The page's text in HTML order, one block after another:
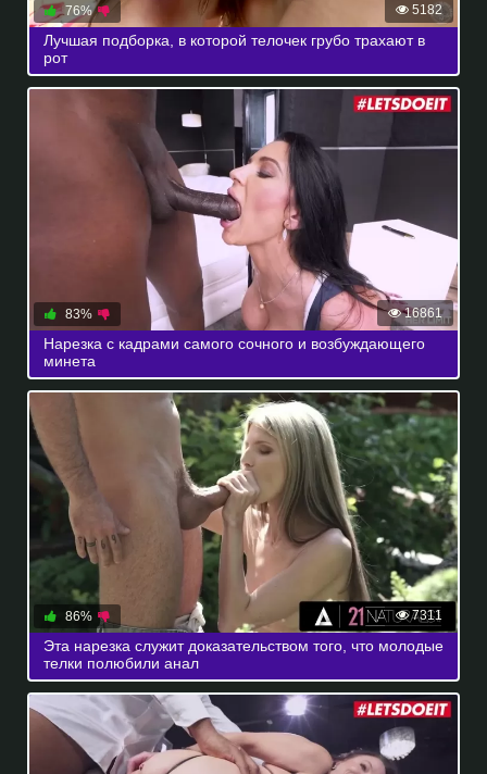
5182
76%
Лучшая подборка, в которой телочек грубо трахают в
рот
16861
83%
Нарезка с кадрами самого сочного и возбуждающего
минета
7311
86%
Эта нарезка служит доказательством того, что молодые
телки полюбили анал